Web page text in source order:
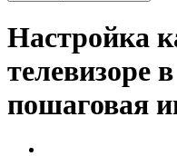
Настройка
телевизоре
пошаговая